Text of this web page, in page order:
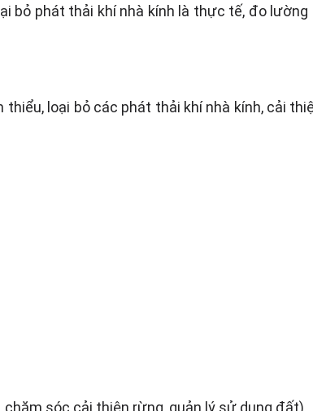
bỏ phát thải khí nhà kính là thực tế, đo
loại bỏ các phát thải khí nhà kính, cải
sóc cải thiện rừng, quản lý sử dụng đất)